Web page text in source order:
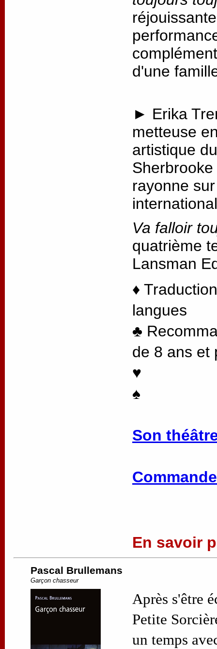
d'une
► Erika
metteuse
artistique
rayonne
Va falloir
quatrième
Lansman
♦
langues
♣
de 8 ans et
♥
♠
Son
En savoir
Pascal Brullemans
Garçon chasseur
Après s'être
Petite
un temps